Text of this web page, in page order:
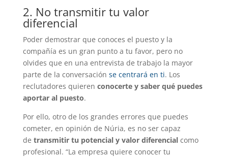
2. No transmitir tu valor
diferencial
Poder demostrar que conoces el puesto y la
compañía es un gran punto a tu favor, pero no
olvides que en una entrevista de trabajo la mayor
parte de la conversación se centrará en ti. Los
reclutadores quieren conocerte y saber qué puedes
aportar al puesto.
Por ello, otro de los grandes errores que puedes
cometer, en opinión de Núria, es no ser capaz
de transmitir tu potencial y valor diferencialcomo
profesional. “La empresa quiere conocer tu